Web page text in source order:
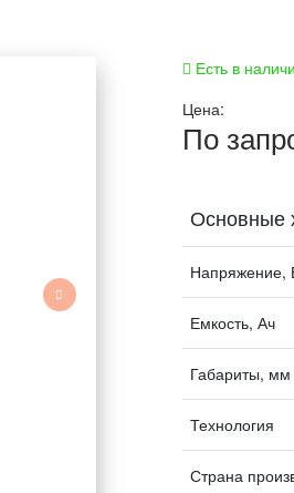
Есть в
Цена:
По
Основные
Напряжение,
Емкость, Ач
Габариты, мм
Технология
Страна